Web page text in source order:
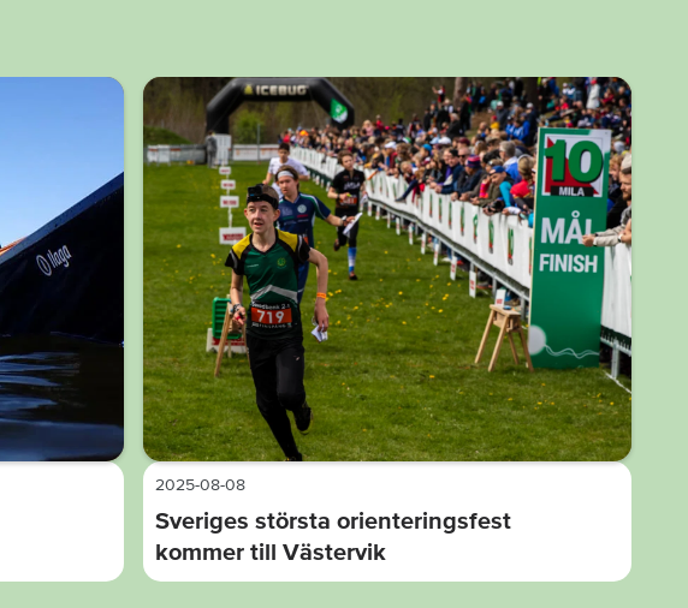
2025-08-08
Sveriges största orienteringsfest
kommer till Västervik